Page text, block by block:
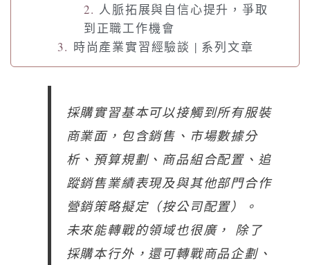
人脈拓展與自信心提升，爭取
到正職工作機會
時尚產業實習經驗談 | 系列文章
採購實習基本可以接觸到所有服裝
商業面，包含銷售、市場數據分
析、預算規劃、商品組合配置、追
蹤銷售業績表現及與其他部門合作
營銷策略擬定（按公司配置）。
未來能轉戰的領域也很廣， 除了
採購本行外，還可轉戰商品企劃、